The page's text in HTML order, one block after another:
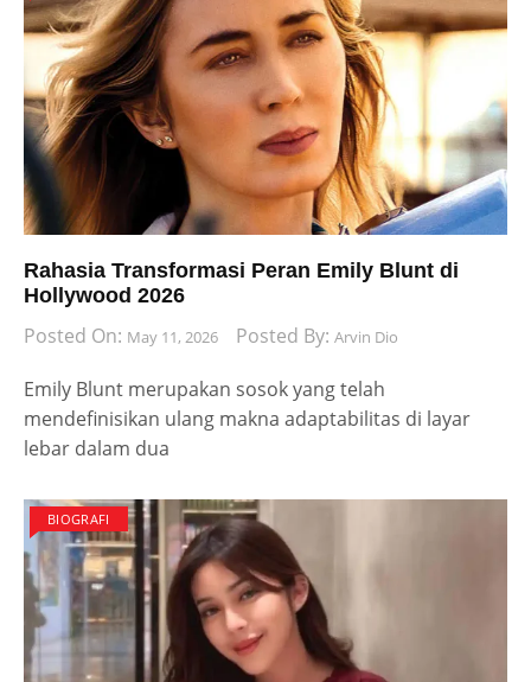
Rahasia Transformasi Peran Emily Blunt di
Hollywood 2026
Posted On: May 11, 2026 Posted By: Arvin Dio
Emily Blunt merupakan sosok yang telah
mendefinisikan ulang makna adaptabilitas di layar
lebar dalam dua
BIOGRAFI